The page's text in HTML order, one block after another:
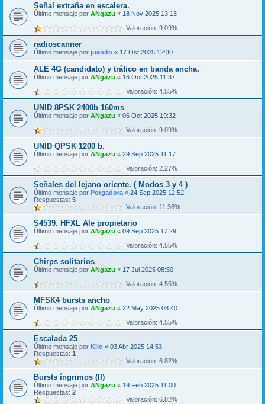
Señal extraña en escalera.
Último mensaje por ANgazu « 18 Nov 2025 13:13
Valoración: 9.09%
radioscanner
Último mensaje por juanito « 17 Oct 2025 12:30
ALE 4G (candidato) y tráfico en banda ancha.
Último mensaje por ANgazu « 16 Oct 2025 11:37
Valoración: 4.55%
UNID 8PSK 2400b 160ms
Último mensaje por ANgazu « 06 Oct 2025 19:32
Valoración: 9.09%
UNID QPSK 1200 b.
Último mensaje por ANgazu « 29 Sep 2025 11:17
Valoración: 2.27%
Señales del lejano oriente. ( Modos 3 y 4 )
Último mensaje por Porgadora « 24 Sep 2025 12:52
Respuestas: 5
Valoración: 11.36%
S4539. HFXL Ale propietario
Último mensaje por ANgazu « 09 Sep 2025 17:29
Valoración: 4.55%
Chirps solitarios
Último mensaje por ANgazu « 17 Jul 2025 08:50
Valoración: 4.55%
MFSK4 bursts ancho
Último mensaje por ANgazu « 22 May 2025 08:40
Valoración: 4.55%
Escalada 25
Último mensaje por Kilo « 03 Abr 2025 14:53
Respuestas: 1
Valoración: 6.82%
Bursts íngrimos (II)
Último mensaje por ANgazu « 19 Feb 2025 11:00
Respuestas: 2
Valoración: 6.82%